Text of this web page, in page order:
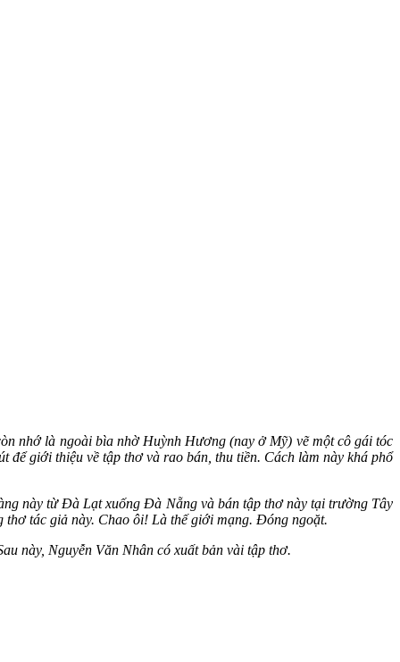
nhớ là ngoài bìa nhờ Huỳnh Hương (nay ở Mỹ) vẽ một cô gái tóc
giới thiệu về tập thơ và rao bán, thu tiền. Cách làm này khá phổ
này từ Đà Lạt xuống Đà Nẵng và bán tập thơ này tại trường Tây
tác giả này. Chao ôi! Là thế giới mạng. Đóng ngoặt.
này, Nguyễn Văn Nhân có xuất bản vài tập thơ.